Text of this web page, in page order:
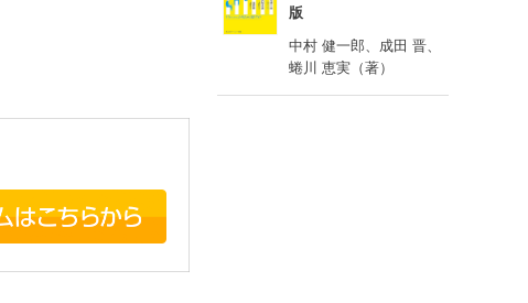
版
中村 健一郎、成田 晋、
蜷川 恵実（著）